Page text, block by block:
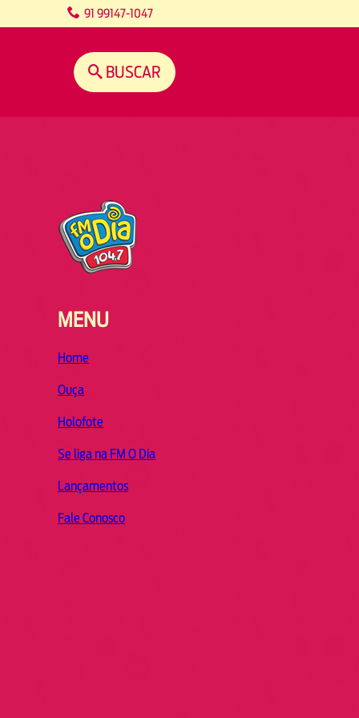
91 99147-1047
BUSCAR
MENU
Home
Ouça
Holofote
Se liga na FM O Dia
Lançamentos
Fale Conosco